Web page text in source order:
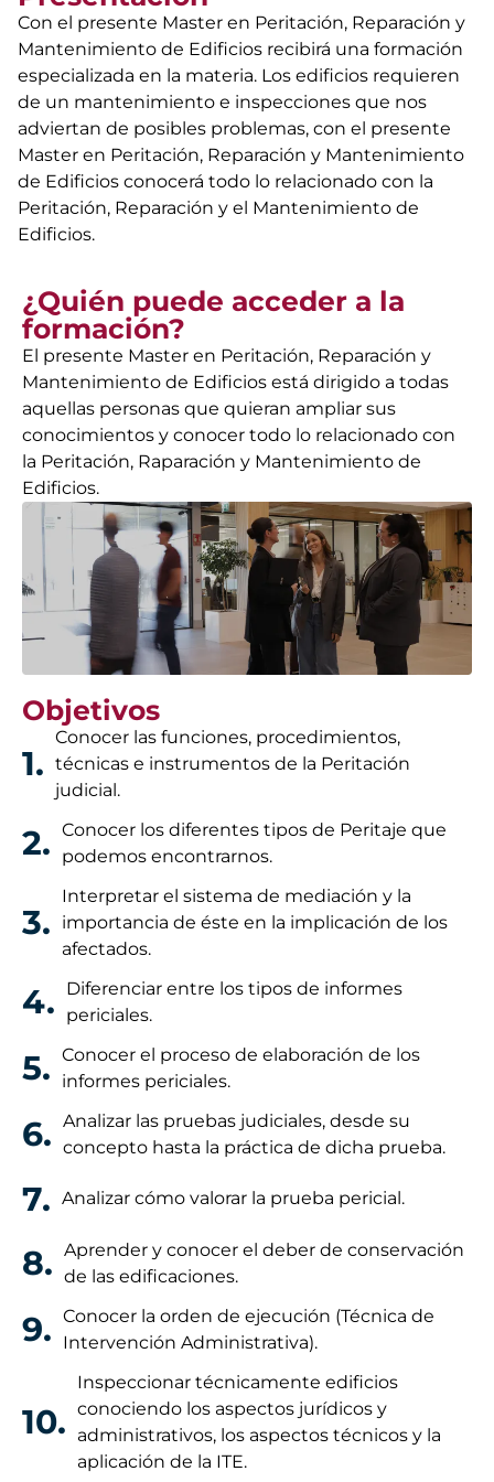
Con el presente Master en Peritación, Reparación y
Mantenimiento de Edificios recibirá una formación
especializada en la materia. Los edificios requieren
de un mantenimiento e inspecciones que nos
adviertan de posibles problemas, con el presente
Master en Peritación, Reparación y Mantenimiento
de Edificios conocerá todo lo relacionado con la
Peritación, Reparación y el Mantenimiento de
Edificios.
¿Quién puede acceder a la
formación?
El presente Master en Peritación, Reparación y
Mantenimiento de Edificios está dirigido a todas
aquellas personas que quieran ampliar sus
conocimientos y conocer todo lo relacionado con
la Peritación, Raparación y Mantenimiento de
Edificios.
Objetivos
1.
Conocer las funciones, procedimientos,
técnicas e instrumentos de la Peritación
judicial.
2. Conocer los diferentes tipos de Peritaje que
podemos encontrarnos.
3.
Interpretar el sistema de mediación y la
importancia de éste en la implicación de los
afectados.
4.
Diferenciar entre los tipos de informes
periciales.
5. Conocer el proceso de elaboración de los
informes periciales.
6. Analizar las pruebas judiciales, desde su
concepto hasta la práctica de dicha prueba.
7. Analizar cómo valorar la prueba pericial.
8. Aprender y conocer el deber de conservación
de las edificaciones.
9. Conocer la orden de ejecución (Técnica de
Intervención Administrativa).
10.
Inspeccionar técnicamente edificios
conociendo los aspectos jurídicos y
administrativos, los aspectos técnicos y la
aplicación de la ITE.